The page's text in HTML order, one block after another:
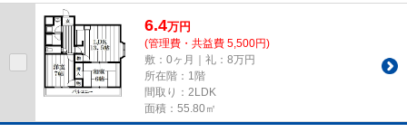
ションタイプの物件です。大東...
6.4万円
(管理費・共益費 5,500円)
敷：0ヶ月｜礼：8万円
所在階：1階
間取り：2LDK
面積：55.80㎡